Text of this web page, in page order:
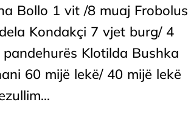
Bollo 1 vit /8 muaj Frobolus
Kondakçi 7 vjet burg/ 4
Klotilda Bushka
60 mijë lekë/ 40 mijë lekë